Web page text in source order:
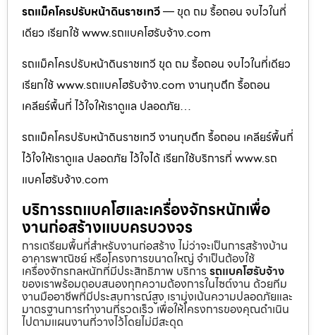
รถแม็คโครปรับหน้าดินราชเทวี— ขุด ถม รื้อถอน จบไวในที่
เดียว เรียกใช้ www.รถแบคโฮรับจ้าง.com
รถแม็คโครปรับหน้าดินราชเทวี ขุด ถม รื้อถอน จบไวในที่เดียว
เรียกใช้ www.รถแบคโฮรับจ้าง.com งานทุบตึก รื้อถอน
เคลียร์พื้นที่ ไว้ใจให้เราดูแล ปลอดภัย…
รถแม็คโครปรับหน้าดินราชเทวี งานทุบตึก รื้อถอน เคลียร์พื้นที่
ไว้ใจให้เราดูแล ปลอดภัย ไว้ใจได้ เรียกใช้บริการที่ www.รถ
แบคโฮรับจ้าง.com
บริการรถแบคโฮและเครื่องจักรหนักเพื่อ
งานก่อสร้างแบบครบวงจร
การเตรียมพื้นที่สำหรับงานก่อสร้าง ไม่ว่าจะเป็นการสร้างบ้าน
อาคารพาณิชย์ หรือโครงการขนาดใหญ่ จำเป็นต้องใช้
เครื่องจักรกลหนักที่มีประสิทธิภาพ บริการ รถแบคโฮรับจ้าง
ของเราพร้อมตอบสนองทุกความต้องการในไซต์งาน ด้วยทีม
งานมืออาชีพที่มีประสบการณ์สูง เรามุ่งเน้นความปลอดภัยและ
มาตรฐานการทำงานที่รวดเร็ว เพื่อให้โครงการของคุณดำเนิน
ไปตามแผนงานที่วางไว้โดยไม่มีสะดุด